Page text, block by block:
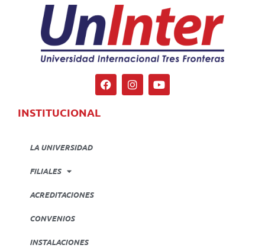
INSTITUCIONAL
LA UNIVERSIDAD
FILIALES
ACREDITACIONES
CONVENIOS
INSTALACIONES